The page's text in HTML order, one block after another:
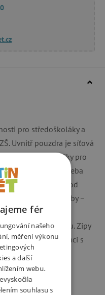
pro středoškoláky a
Uvnitř pouzdra je síťová
umístěny gumičky pro
které je potřeba
Volný prostor pod
další psací potřeby –
Pouzdro je
nepolámou. Zipy
manipulaci s
x 5 x 10 cm.
fér
našeho
měření výkonu
a další
webu.
souhlasu s